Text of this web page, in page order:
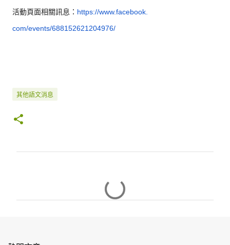
活動頁面相關訊息： https://www.facebook.
com/events/688152621204976/
其他語文消息